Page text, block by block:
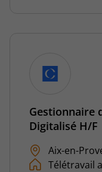
Gestionnaire
Digitalisé H/F
Aix-en-
Télétravail